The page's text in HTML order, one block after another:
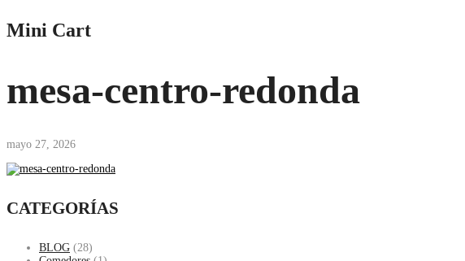
Mini Cart
mesa-centro-redonda
mayo 27, 2026
CATEGORÍAS
BLOG (28)